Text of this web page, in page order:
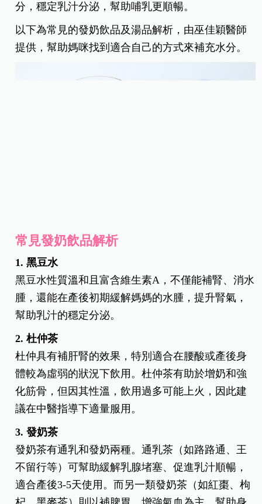
分，穩定乳汁分泌，幫助哺乳更順暢。
以下為常見的發奶飲品及湯品解析，由巫佳穎醫師
提供，幫助媽咪找到適合自己的方式來補充水分。
常見發奶飲品解析
1.黑豆水
黑豆水性質溫和且富含維生素A，不僅能補腎、消水
腫，還能在產後初期緩解媽媽的水腫，提升腎氣，
幫助乳汁的穩定分泌。
2.杜仲茶
杜仲具有補肝腎的效果，特別適合在腰酸或產後身
體較為虛弱的狀況下飲用。杜仲茶有助於增奶和強
化筋骨，但因其性溫，飲用過多可能上火，因此建
議在中醫指導下適量服用。
3.發奶茶
發奶茶有通乳和發奶兩種。通乳茶（如路路通、王
不留行等）可幫助緩解乳腺堵塞、促進乳汁順暢，
適合產後3-5天使用。而另一類發奶茶（如紅棗、枸